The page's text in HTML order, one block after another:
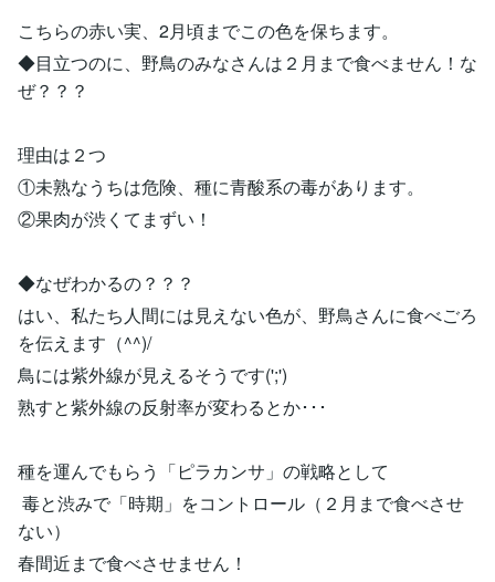
こちらの赤い実、2月頃までこの色を保ちます。
◆目立つのに、野鳥のみなさんは２月まで食べません！な
ぜ？？？
理由は２つ
①未熟なうちは危険、種に青酸系の毒があります。
②果肉が渋くてまずい！
◆なぜわかるの？？？
はい、私たち人間には見えない色が、野鳥さんに食べごろ
を伝えます（^^)/
鳥には紫外線が見えるそうです(';')
熟すと紫外線の反射率が変わるとか･･･
種を運んでもらう「ピラカンサ」の戦略として
毒と渋みで「時期」をコントロール（２月まで食べさせ
ない）
春間近まで食べさせません！